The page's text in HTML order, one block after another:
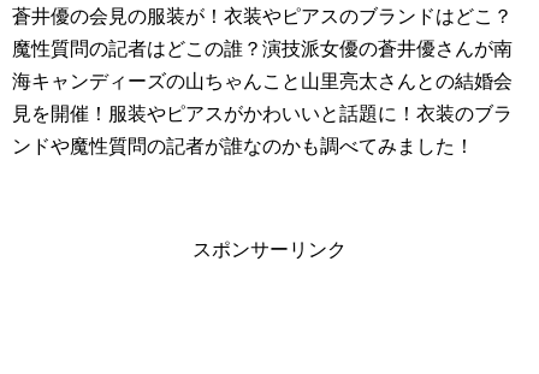
蒼井優の会見の服装が！衣装やピアスのブランドはどこ？
魔性質問の記者はどこの誰？演技派女優の蒼井優さんが南
海キャンディーズの山ちゃんこと山里亮太さんとの結婚会
見を開催！服装やピアスがかわいいと話題に！衣装のブラ
ンドや魔性質問の記者が誰なのかも調べてみました！
スポンサーリンク